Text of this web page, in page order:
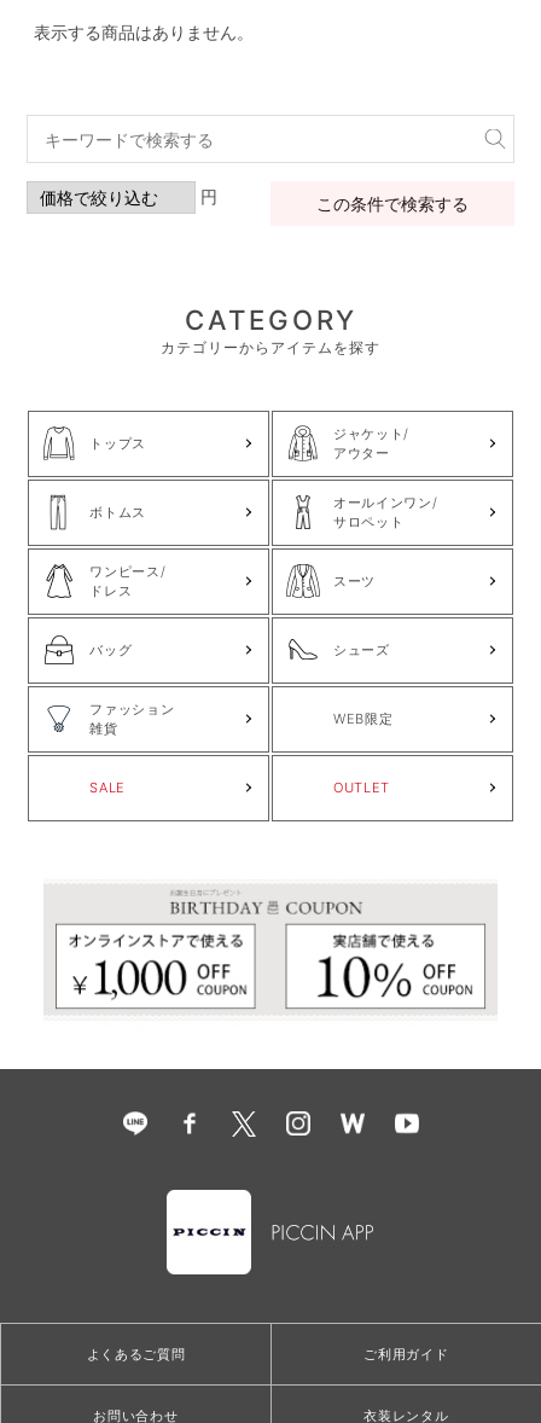
表示する商品はありません。
円 この条件で検索する
CATEGORY
カテゴリーからアイテムを探す
トップス
ジャケット/
アウター
ボトムス
オールインワン/
サロペット
ワンピース/
ドレス
スーツ
バッグ シューズ
ファッション
雑貨
WEB限定
SALE OUTLET
よくあるご質問 ご利用ガイド
お問い合わせ 衣装レンタル